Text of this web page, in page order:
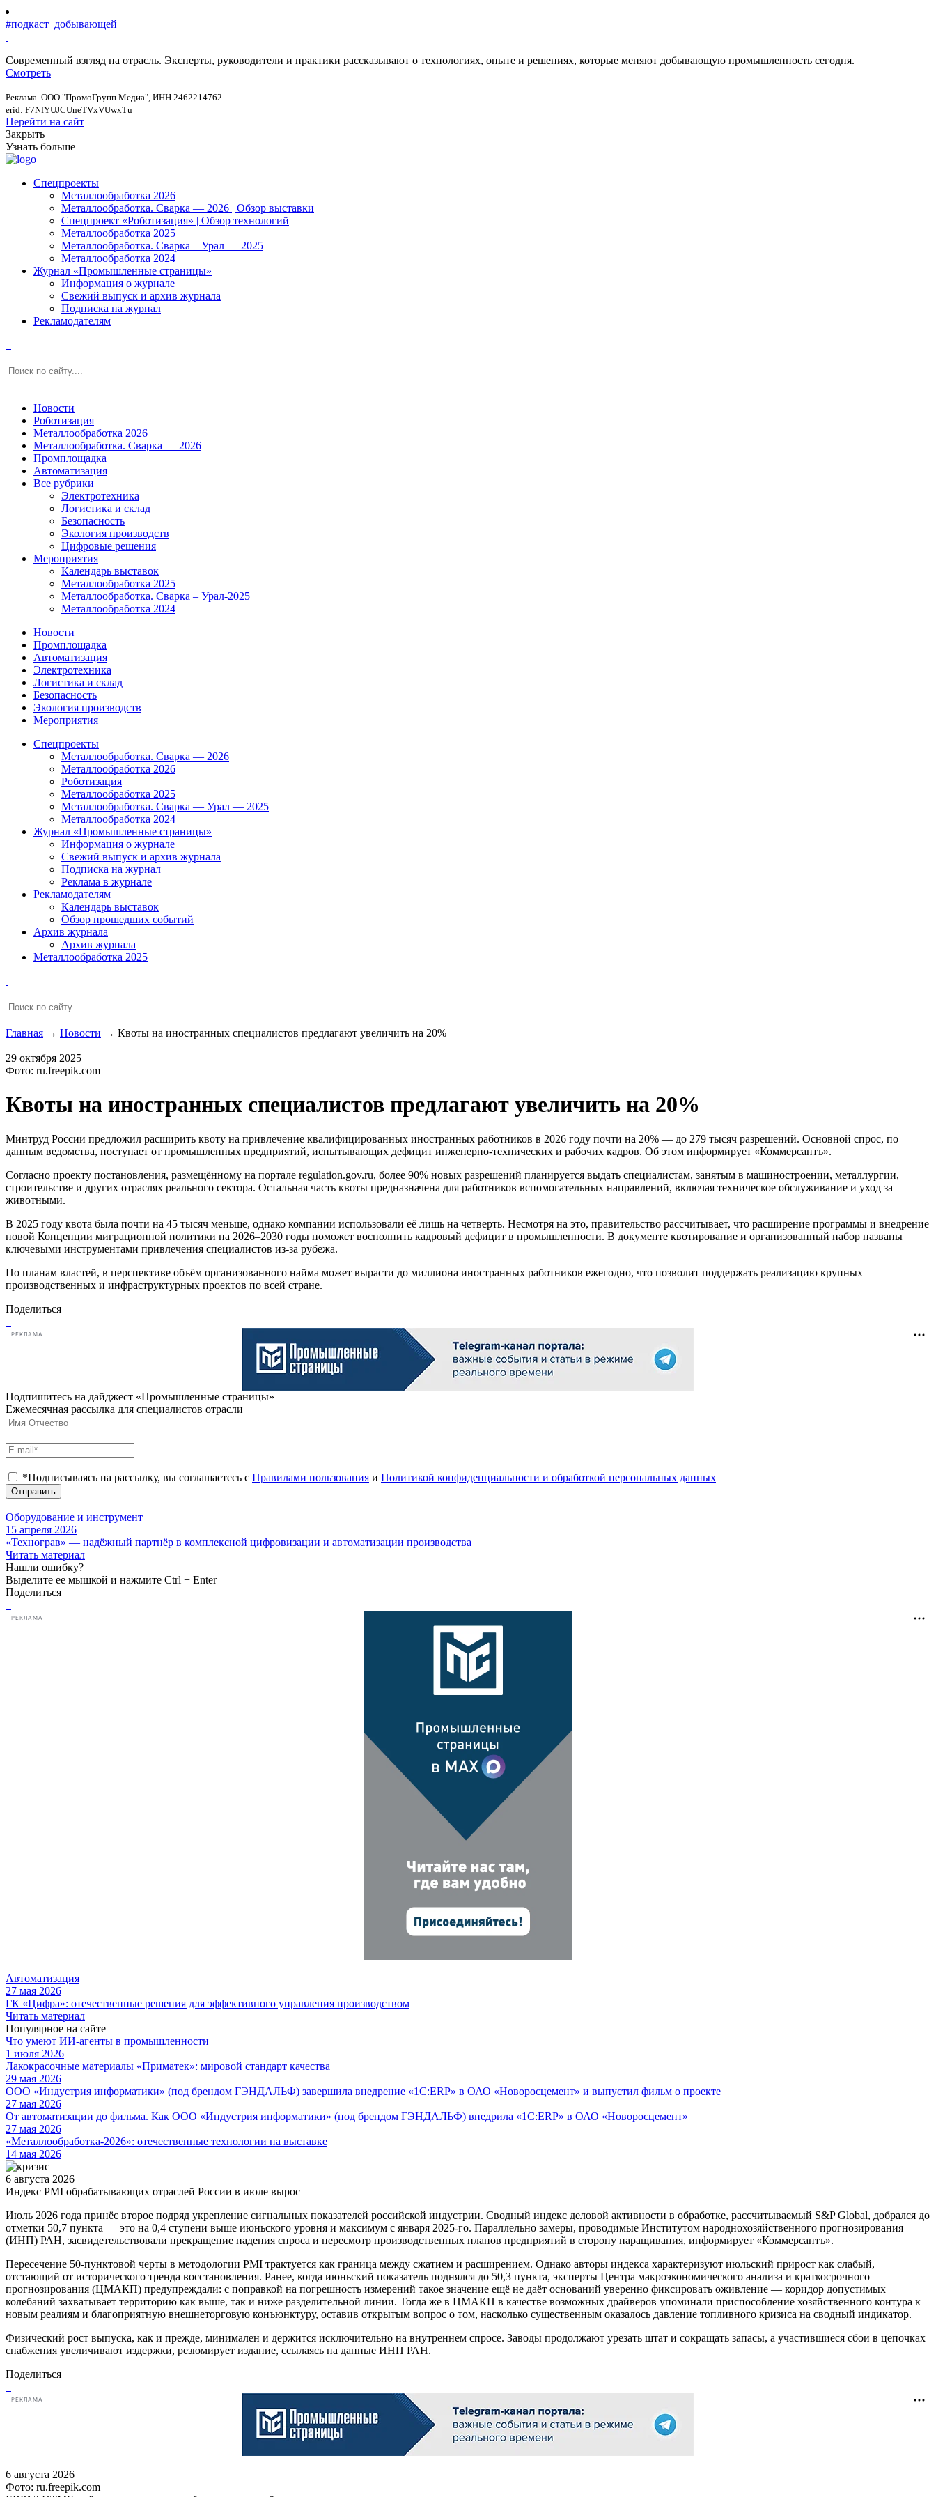
#подкаст_добывающей
Современный взгляд на отрасль. Эксперты, руководители и практики рассказывают о технологиях, опыте и решениях, которые меняют добывающую промышленность сегодня.
Смотреть
Реклама. ООО "ПромоГрупп Медиа", ИНН 2462214762
erid: F7NfYUJCUneTVxVUwxTu
Перейти на сайт
Закрыть
Узнать больше
Спецпроекты
Металлообработка 2026
Металлообработка. Сварка — 2026 | Обзор выставки
Спецпроект «Роботизация» | Обзор технологий
Металлообработка 2025
Металлообработка. Сварка – Урал — 2025
Металлообработка 2024
Журнал «Промышленные страницы»
Информация о журнале
Свежий выпуск и архив журнала
Подписка на журнал
Рекламодателям
Новости
Роботизация
Металлообработка 2026
Металлообработка. Сварка — 2026
Промплощадка
Автоматизация
Все рубрики
Электротехника
Логистика и склад
Безопасность
Экология производств
Цифровые решения
Мероприятия
Календарь выставок
Металлообработка 2025
Металлообработка. Сварка – Урал-2025
Металлообработка 2024
Новости
Промплощадка
Автоматизация
Электротехника
Логистика и склад
Безопасность
Экология производств
Мероприятия
Спецпроекты
Металлообработка. Сварка — 2026
Металлообработка 2026
Роботизация
Металлообработка 2025
Металлообработка. Сварка — Урал — 2025
Металлообработка 2024
Журнал «Промышленные страницы»
Информация о журнале
Свежий выпуск и архив журнала
Подписка на журнал
Реклама в журнале
Рекламодателям
Календарь выставок
Обзор прошедших событий
Архив журнала
Архив журнала
Металлообработка 2025
Главная → Новости → Квоты на иностранных специалистов предлагают увеличить на 20%
29 октября 2025
Фото: ru.freepik.com
Квоты на иностранных специалистов предлагают увеличить на 20%
Минтруд России предложил расширить квоту на привлечение квалифицированных иностранных работников в 2026 году почти на 20% — до 279 тысяч разрешений. Основной спрос, по
данным ведомства, поступает от промышленных предприятий, испытывающих дефицит инженерно-технических и рабочих кадров. Об этом информирует «Коммерсантъ».
Согласно проекту постановления, размещённому на портале regulation.gov.ru, более 90% новых разрешений планируется выдать специалистам, занятым в машиностроении, металлургии,
строительстве и других отраслях реального сектора. Остальная часть квоты предназначена для работников вспомогательных направлений, включая техническое обслуживание и уход за
животными.
В 2025 году квота была почти на 45 тысяч меньше, однако компании использовали её лишь на четверть. Несмотря на это, правительство рассчитывает, что расширение программы и внедрение
новой Концепции миграционной политики на 2026–2030 годы поможет восполнить кадровый дефицит в промышленности. В документе квотирование и организованный набор названы
ключевыми инструментами привлечения специалистов из-за рубежа.
По планам властей, в перспективе объём организованного найма может вырасти до миллиона иностранных работников ежегодно, что позволит поддержать реализацию крупных
производственных и инфраструктурных проектов по всей стране.
Поделиться
РЕКЛАМА
Подпишитесь на дайджест «Промышленные страницы»
Ежемесячная рассылка для специалистов отрасли
*Подписываясь на рассылку, вы соглашаетесь с Правилами пользования и Политикой конфиденциальности и обработкой персональных данных
Отправить
Оборудование и инструмент
15 апреля 2026
«Технограв» — надёжный партнёр в комплексной цифровизации и автоматизации производства
Читать материал
Нашли ошибку?
Выделите ее мышкой и нажмите Ctrl + Enter
Поделиться
РЕКЛАМА
Автоматизация
27 мая 2026
ГК «Цифра»: отечественные решения для эффективного управления производством
Читать материал
Популярное на сайте
Что умеют ИИ-агенты в промышленности
1 июля 2026
Лакокрасочные материалы «Приматек»: мировой стандарт качества
29 мая 2026
ООО «Индустрия информатики» (под брендом ГЭНДАЛЬФ) завершила внедрение «1С:ERP» в ОАО «Новоросцемент» и выпустил фильм о проекте
27 мая 2026
От автоматизации до фильма. Как ООО «Индустрия информатики» (под брендом ГЭНДАЛЬФ) внедрила «1С:ERP» в ОАО «Новоросцемент»
27 мая 2026
«Металлообработка-2026»: отечественные технологии на выставке
14 мая 2026
6 августа 2026
Индекс PMI обрабатывающих отраслей России в июле вырос
Июль 2026 года принёс второе подряд укрепление сигнальных показателей российской индустрии. Сводный индекс деловой активности в обработке, рассчитываемый S&P Global, добрался до
отметки 50,7 пункта — это на 0,4 ступени выше июньского уровня и максимум с января 2025-го. Параллельно замеры, проводимые Институтом народнохозяйственного прогнозирования
(ИНП) РАН, засвидетельствовали прекращение падения спроса и пересмотр производственных планов предприятий в сторону наращивания, информирует «Коммерсантъ».
Пересечение 50-пунктовой черты в методологии PMI трактуется как граница между сжатием и расширением. Однако авторы индекса характеризуют июльский прирост как слабый,
отстающий от исторического тренда восстановления. Ранее, когда июньский показатель поднялся до 50,3 пункта, эксперты Центра макроэкономического анализа и краткосрочного
прогнозирования (ЦМАКП) предупреждали: с поправкой на погрешность измерений такое значение ещё не даёт оснований уверенно фиксировать оживление — коридор допустимых
колебаний захватывает территорию как выше, так и ниже разделительной линии. Тогда же в ЦМАКП в качестве возможных драйверов упоминали приспособление хозяйственного контура к
новым реалиям и благоприятную внешнеторговую конъюнктуру, оставив открытым вопрос о том, насколько существенным оказалось давление топливного кризиса на сводный индикатор.
Физический рост выпуска, как и прежде, минимален и держится исключительно на внутреннем спросе. Заводы продолжают урезать штат и сокращать запасы, а участившиеся сбои в цепочках
снабжения увеличивают издержки, резюмирует издание, ссылаясь на данные ИНП РАН.
Поделиться
РЕКЛАМА
6 августа 2026
Фото: ru.freepik.com